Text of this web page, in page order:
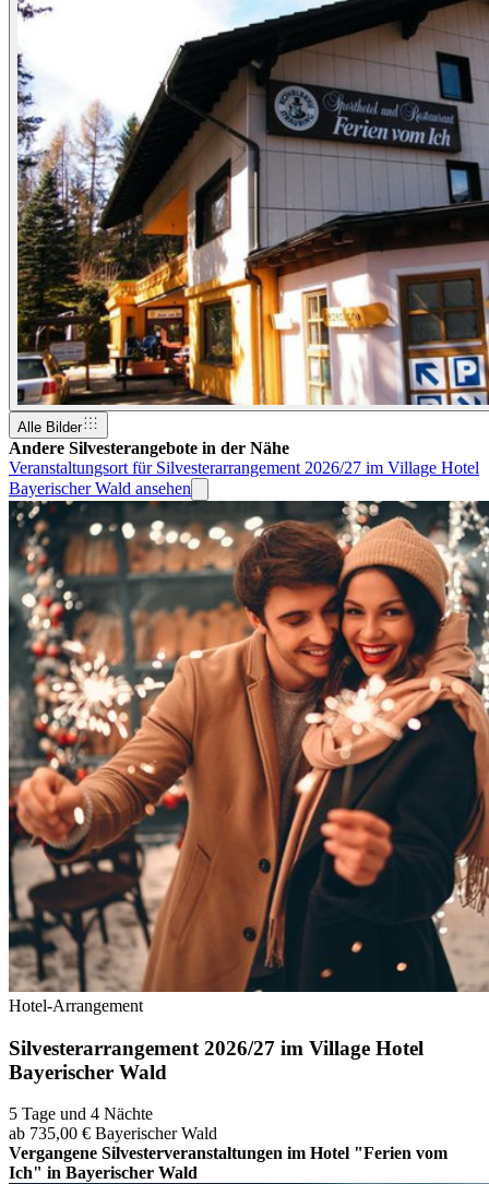
Alle Bilder
Andere Silvesterangebote in der Nähe
Veranstaltungsort für Silvesterarrangement 2026/27 im Village Hotel
Bayerischer Wald ansehen
Hotel-Arrangement
Silvesterarrangement 2026/27 im Village Hotel
Bayerischer Wald
5 Tage und 4 Nächte
ab 735,00 € Bayerischer Wald
Vergangene Silvesterveranstaltungen im Hotel "Ferien vom
Ich" in Bayerischer Wald